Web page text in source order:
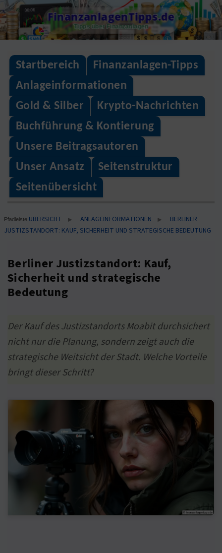
Skip
to
content
FinanzanlagenTipps.de
Tipps über Finanzanlagen
Startbereich
Finanzanlagen-Tipps
Anlageinformationen
Gold & Silber
Krypto-Nachrichten
Buchführung & Kontierung
Unsere Beitragsautoren
Unser Ansatz
Seitenstruktur
Seitenübersicht
Pfadleiste ÜBERSICHT ▶ ANLAGEINFORMATIONEN ▶
BERLINER
JUSTIZSTANDORT: KAUF, SICHERHEIT UND STRATEGISCHE BEDEUTUNG
Berliner Justizstandort: Kauf,
Sicherheit und strategische
Bedeutung
Der Kauf des Justizstandorts Moabit durchsichert
nicht nur die Planung, sondern zeigt auch die
strategische Weitsicht der Stadt. Welche Vorteile
bringt dieser Schritt?